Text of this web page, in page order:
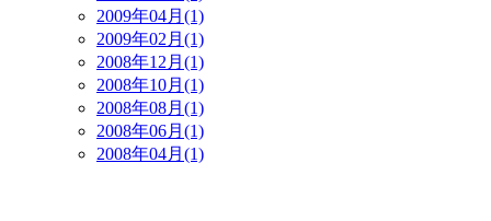
2009年04月(1)
2009年02月(1)
2008年12月(1)
2008年10月(1)
2008年08月(1)
2008年06月(1)
2008年04月(1)